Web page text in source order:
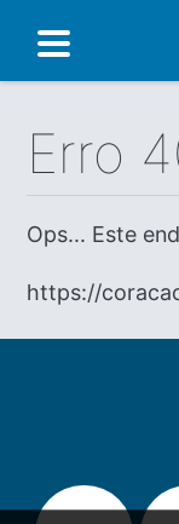
Erro
Ops... Este
https://